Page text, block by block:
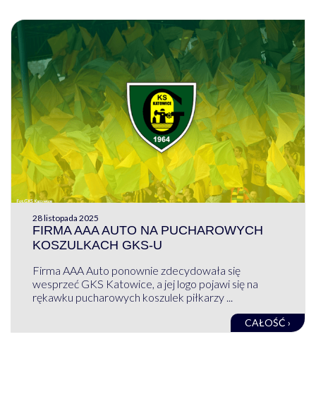
28 listopada 2025
FIRMA AAA AUTO NA PUCHAROWYCH
KOSZULKACH GKS-U
Firma AAA Auto ponownie zdecydowała się
wesprzeć GKS Katowice, a jej logo pojawi się na
rękawku pucharowych koszulek piłkarzy ...
CAŁOŚĆ ›